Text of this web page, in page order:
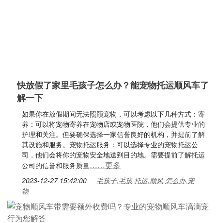
快放假了家里毛孩子怎么办？能宠物托运顺风车了
解一下
如果你在放假期间无法照顾宠物，可以考虑以下几种方式：寄
养：可以将宠物寄养在宠物店或宠物医院，他们会提供专业的
护理和关注。但要确保选择一家信誉良好的机构，并提前了解
其设施和服务。宠物托运服务：可以选择专业的宠物托运公
司，他们会将你的宠物安全地送到目的地。需要提前了解托运
公司的信誉和服务质量……更多
2023-12-27 15:42:00
毛孩子,毛孩,托运,顺风,怎么办,宠
物